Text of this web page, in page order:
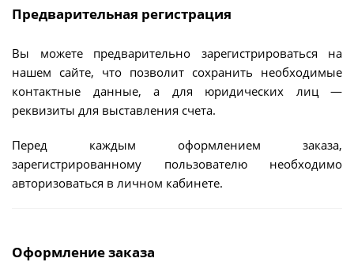
Предварительная регистрация
Вы можете предварительно зарегистрироваться на
нашем сайте, что позволит сохранить необходимые
контактные данные, а для юридических лиц —
реквизиты для выставления счета.
Перед каждым оформлением заказа,
зарегистрированному пользователю необходимо
авторизоваться в личном кабинете.
Оформление заказа